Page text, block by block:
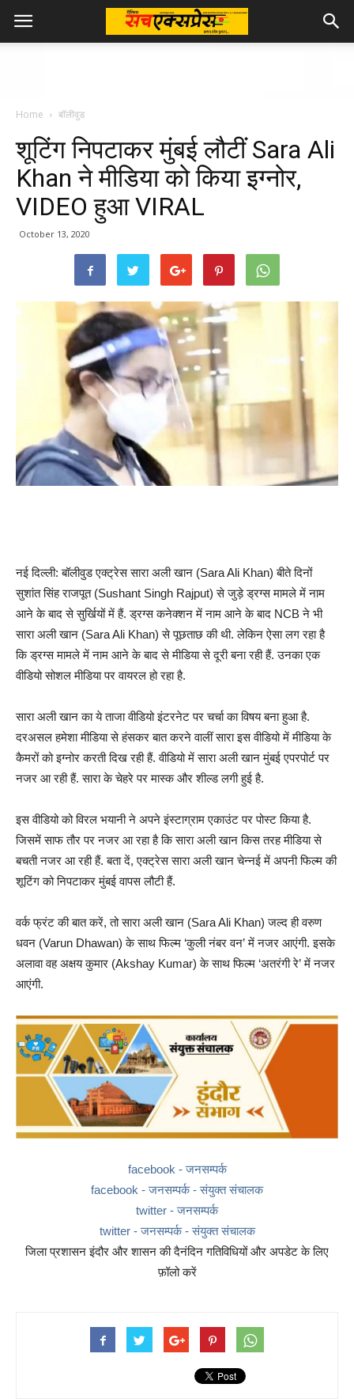
Home बॉलीवुड
शूटिंग निपटाकर मुंबई लौटीं Sara Ali
Khan ने मीडिया को किया इग्नोर,
VIDEO हुआ VIRAL
October 13, 2020
नई दिल्ली: बॉलीवुड एक्ट्रेस सारा अली खान (Sara Ali Khan) बीते दिनों
सुशांत सिंह राजपूत (Sushant Singh Rajput) से जुड़े ड्रग्स मामले में नाम
आने के बाद से सुर्खियों में हैं. ड्रग्स कनेक्शन में नाम आने के बाद NCB ने भी
सारा अली खान (Sara Ali Khan) से पूछताछ की थी. लेकिन ऐसा लग रहा है
कि ड्रग्स मामले में नाम आने के बाद से मीडिया से दूरी बना रही हैं. उनका एक
वीडियो सोशल मीडिया पर वायरल हो रहा है.
सारा अली खान का ये ताजा वीडियो इंटरनेट पर चर्चा का विषय बना हुआ है.
दरअसल हमेशा मीडिया से हंसकर बात करने वालीं सारा इस वीडियो में मीडिया के
कैमरों को इग्नोर करती दिख रही हैं. वीडियो में सारा अली खान मुंबई एपरपोर्ट पर
नजर आ रही हैं. सारा के चेहरे पर मास्क और शील्ड लगी हुई है.
इस वीडियो को विरल भयानी ने अपने इंस्टाग्राम एकाउंट पर पोस्ट किया है.
जिसमें साफ तौर पर नजर आ रहा है कि सारा अली खान किस तरह मीडिया से
बचती नजर आ रही हैं. बता दें, एक्ट्रेस सारा अली खान चेन्नई में अपनी फिल्म की
शूटिंग को निपटाकर मुंबई वापस लौटी हैं.
वर्क फ्रंट की बात करें, तो सारा अली खान (Sara Ali Khan) जल्द ही वरुण
धवन (Varun Dhawan) के साथ फिल्म ‘कुली नंबर वन’ में नजर आएंगी. इसके
अलावा वह अक्षय कुमार (Akshay Kumar) के साथ फिल्म ‘अतरंगी रे’ में नजर
आएंगी.
facebook - जनसम्पर्क
facebook - जनसम्पर्क - संयुक्त संचालक
twitter - जनसम्पर्क
twitter - जनसम्पर्क - संयुक्त संचालक
जिला प्रशासन इंदौर और शासन की दैनंदिन गतिविधियों और अपडेट के लिए
फ़ॉलो करें